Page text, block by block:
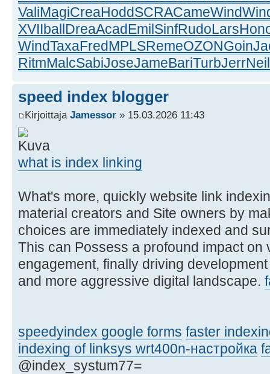
ValiMagiCreaHoddSCRACameWind
XVIIball DreaAcadEmil SinfRudoLars
WindTaxaFredMPLSRemeOZONGoin
RitmMalcSabiJoseJameBariTurbJerrNeil
speed index blogger
Kirjoittaja Jamessor » 15.03.2026 11:43
what is index linking
What's more, quickly website link
material creators and Site owners by
choices are immediately indexed and
This can Possess a profound impact on
engagement, finally driving
and more aggressive digital landscape.
speedyindex google forms faster
indexing of linksys wrt400n-настройка
@index_systum77=